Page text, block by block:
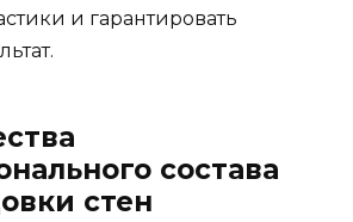
и гарантировать
состава
стен